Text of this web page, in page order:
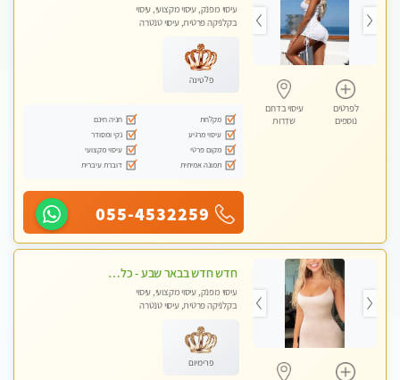
לפרטים
נוספים
עיסוי בדרום
שדרות
עיסוי מפנק, עיסוי מקצועי, עיסוי
בקלניקה פרטית, עיסוי טנטרה
פלטינה
מקלחת
חניה חינם
עיסוי מרגיע
נקי ומסודר
מקום פרטי
עיסוי מקצועי
תמונה אמיתית
דוברת עיברית
055-4532259
חדש חדש בבאר שבע - כל סוגי העיסויים מעסה מקצועית ואיכותית פרטי!!!
עיסוי מפנק, עיסוי מקצועי, עיסוי
בקלניקה פרטית, עיסוי טנטרה
פרימיום